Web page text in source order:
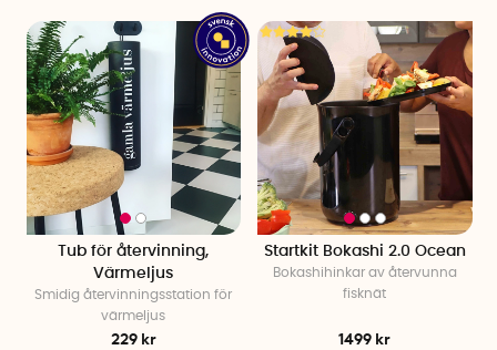
Tub för återvinning,
Värmeljus
Smidig återvinningsstation för
värmeljus
229 kr
Startkit Bokashi 2.0 Ocean
Bokashihinkar av återvunna
fisknät
1499 kr